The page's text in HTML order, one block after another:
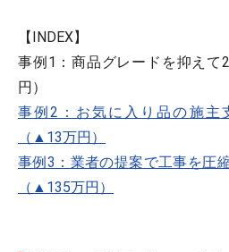
【INDEX】
事例1：商品グレードを抑え
円）
事例2：お気に入り品の施主
（▲13万円）
事例3：業者の提案で工事を圧
（▲135万円）